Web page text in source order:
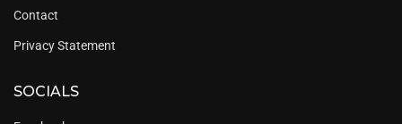
Contact
Privacy Statement
SOCIALS